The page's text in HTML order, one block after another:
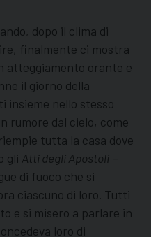
dopo il clima di
finalmente ci mostra
atteggiamento orante e
il giorno della
nello stesso
rumore dal cielo, come
tutta la casa dove
gli Atti degli Apostoli –
di fuoco che si
ciascuno di loro. Tutti
e si misero a parlare in
loro di